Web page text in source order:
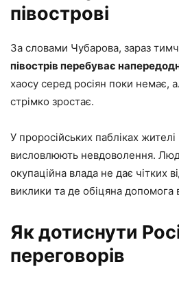
півострові
За словами Чубарова, зараз
півострів перебуває
хаосу серед росіян поки немає,
стрімко зростає.
У проросійських пабліках
висловлюють невдоволення.
окупаційна влада не дає чітких
виклики та де обіцяна допомога
Як дотиснути
переговорів